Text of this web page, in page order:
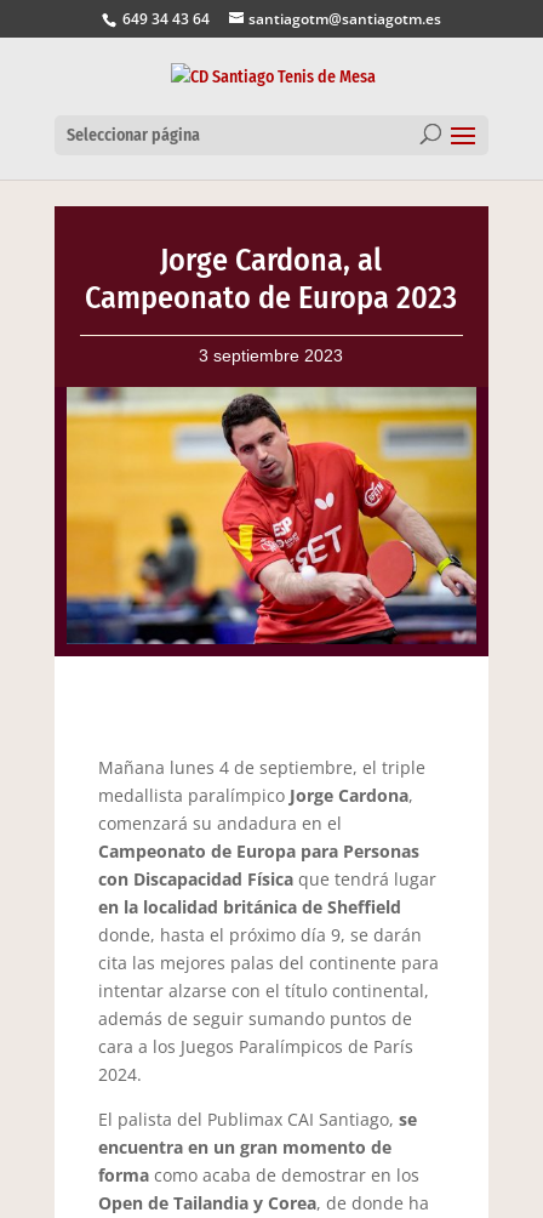
649 34 43 64 santiagotm@santiagotm.es
Seleccionar página
Jorge Cardona, al
Campeonato de Europa 2023
3 septiembre 2023
Mañana lunes 4 de septiembre, el triple
medallista paralímpico Jorge Cardona,
comenzará su andadura en el
Campeonato de Europa para Personas
con Discapacidad Físicaque tendrá lugar
en la localidad británica de Sheffield
donde, hasta el próximo día 9, se darán
cita las mejores palas del continente para
intentar alzarse con el título continental,
además de seguir sumando puntos de
cara a los Juegos Paralímpicos de París
2024.
El palista del Publimax CAI Santiago, se
encuentra en un gran momento de
formacomo acaba de demostrar en los
Open de Tailandia y Corea, de donde ha